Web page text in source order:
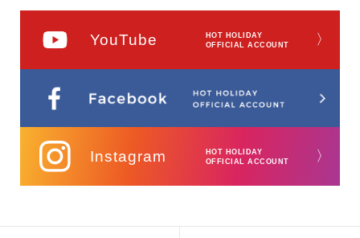
YouTube
HOT HOLIDAY
OFFICIAL ACCOUNT
〉
Instagram
HOT HOLIDAY
OFFICIAL ACCOUNT
〉